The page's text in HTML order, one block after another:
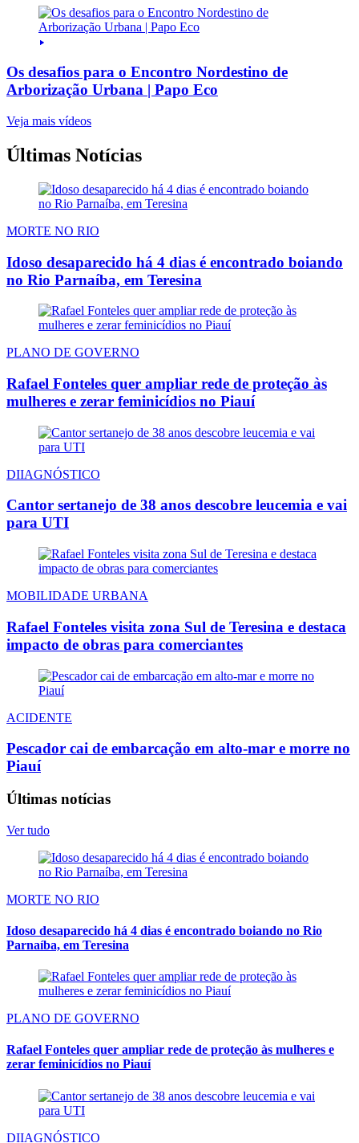
Os desafios para o Encontro Nordestino de
Arborização Urbana | Papo Eco
Veja mais vídeos
Últimas Notícias
MORTE NO RIO
Idoso desaparecido há 4 dias é encontrado boiando
no Rio Parnaíba, em Teresina
PLANO DE GOVERNO
Rafael Fonteles quer ampliar rede de proteção às
mulheres e zerar feminicídios no Piauí
DIIAGNÓSTICO
Cantor sertanejo de 38 anos descobre leucemia e vai
para UTI
MOBILIDADE URBANA
Rafael Fonteles visita zona Sul de Teresina e destaca
impacto de obras para comerciantes
ACIDENTE
Pescador cai de embarcação em alto-mar e morre no
Piauí
Últimas notícias
Ver tudo
MORTE NO RIO
Idoso desaparecido há 4 dias é encontrado boiando no Rio
Parnaíba, em Teresina
PLANO DE GOVERNO
Rafael Fonteles quer ampliar rede de proteção às mulheres e
zerar feminicídios no Piauí
DIIAGNÓSTICO